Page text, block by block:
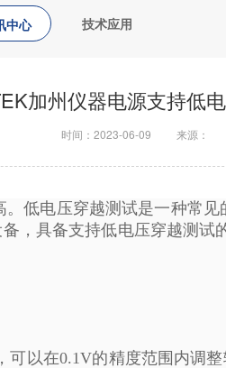
中心 技术应用
加州仪器电源支持低
时间：2023-06-09 来源：
低电压穿越测试是一种常
，具备支持低电压穿越测
以在0.1V的精度范围内调